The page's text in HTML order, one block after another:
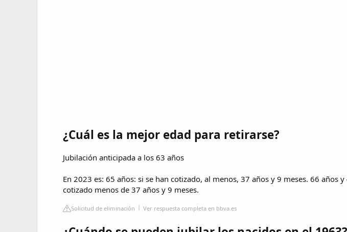
¿Cuál es la mejor edad para retirarse?
Jubilación anticipada a los 63 años
En 2023 es: 65 años: si se han cotizado, al menos, 37 años y 9 meses. 66 años y
cotizado menos de 37 años y 9 meses.
Solicitud de eliminación Ver respuesta completa en bbva.es